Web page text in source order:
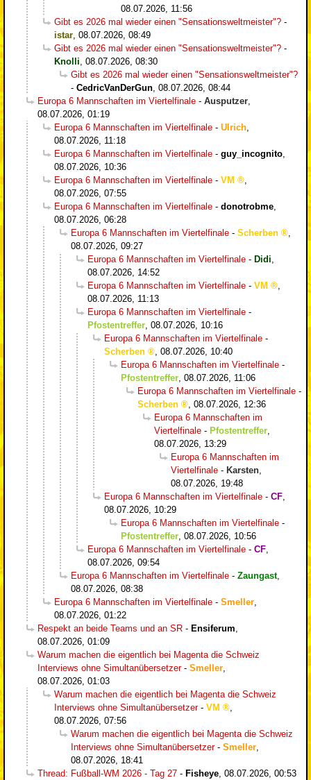
08.07.2026, 11:56
Gibt es 2026 mal wieder einen "Sensationsweltmeister"? -
istar, 08.07.2026, 08:49
Gibt es 2026 mal wieder einen "Sensationsweltmeister"? -
Knolli, 08.07.2026, 08:30
Gibt es 2026 mal wieder einen "Sensationsweltmeister"?
- CedricVanDerGun, 08.07.2026, 08:44
Europa 6 Mannschaften im Viertelfinale - Ausputzer,
08.07.2026, 01:19
Europa 6 Mannschaften im Viertelfinale - Ulrich,
08.07.2026, 11:18
Europa 6 Mannschaften im Viertelfinale - guy_incognito,
08.07.2026, 10:36
Europa 6 Mannschaften im Viertelfinale - VM
,
08.07.2026, 07:55
Europa 6 Mannschaften im Viertelfinale - donotrobme,
08.07.2026, 06:28
Europa 6 Mannschaften im Viertelfinale - Scherben
,
08.07.2026, 09:27
Europa 6 Mannschaften im Viertelfinale - Didi,
08.07.2026, 14:52
Europa 6 Mannschaften im Viertelfinale - VM
,
08.07.2026, 11:13
Europa 6 Mannschaften im Viertelfinale -
Pfostentreffer, 08.07.2026, 10:16
Europa 6 Mannschaften im Viertelfinale -
Scherben
, 08.07.2026, 10:40
Europa 6 Mannschaften im Viertelfinale -
Pfostentreffer, 08.07.2026, 11:06
Europa 6 Mannschaften im Viertelfinale -
Scherben
, 08.07.2026, 12:36
Europa 6 Mannschaften im
Viertelfinale - Pfostentreffer,
08.07.2026, 13:29
Europa 6 Mannschaften im
Viertelfinale - Karsten,
08.07.2026, 19:48
Europa 6 Mannschaften im Viertelfinale - CF,
08.07.2026, 10:29
Europa 6 Mannschaften im Viertelfinale -
Pfostentreffer, 08.07.2026, 10:56
Europa 6 Mannschaften im Viertelfinale - CF,
08.07.2026, 09:54
Europa 6 Mannschaften im Viertelfinale - Zaungast,
08.07.2026, 08:38
Europa 6 Mannschaften im Viertelfinale - Smeller,
08.07.2026, 01:22
Respekt an beide Teams und an SR - Ensiferum,
08.07.2026, 01:09
Warum machen die eigentlich bei Magenta die Schweiz
Interviews ohne Simultanübersetzer- Smeller,
08.07.2026, 01:03
Warum machen die eigentlich bei Magenta die Schweiz
Interviews ohne Simultanübersetzer- VM
,
08.07.2026, 07:56
Warum machen die eigentlich bei Magenta die Schweiz
Interviews ohne Simultanübersetzer- Smeller,
08.07.2026, 18:41
Thread: Fußball-WM 2026 - Tag 27 - Fisheye, 08.07.2026, 00:53